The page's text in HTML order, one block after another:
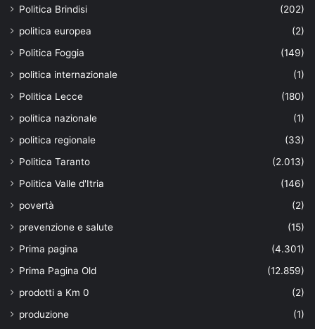
Politica Brindisi
(202)
politica europea
(2)
Politica Foggia
(149)
politica internazionale
(1)
Politica Lecce
(180)
politica nazionale
(1)
politica regionale
(33)
Politica Taranto
(2.013)
Politica Valle d'Itria
(146)
povertà
(2)
prevenzione e salute
(15)
Prima pagina
(4.301)
Prima Pagina Old
(12.859)
prodotti a Km 0
(2)
produzione
(1)